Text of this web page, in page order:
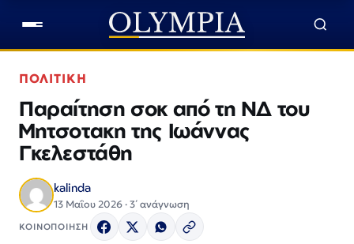
ΠΟΛΙΤΙΚΗ
Παραίτηση σοκ από τη ΝΔ του
Μητσοτακη της Ιωάννας
Γκελεστάθη
kalinda
13 Μαΐου 2026 · 3΄ ανάγνωση
ΚΟΙΝΟΠΟΙΗΣΗ